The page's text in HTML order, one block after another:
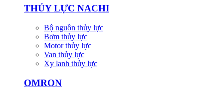
THỦY LỰC NACHI
Bộ nguồn thủy lực
Bơm thủy lực
Motor thủy lực
Van thủy lực
Xy lanh thủy lực
OMRON